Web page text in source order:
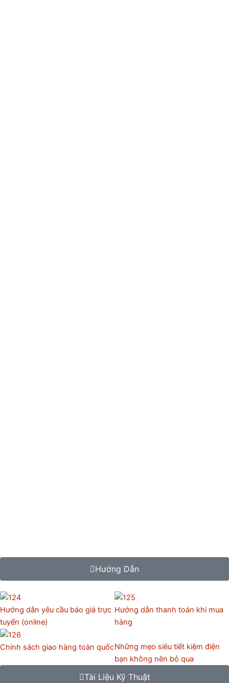
Hướng Dẫn
Hướng dẫn yêu cầu báo giá trực
tuyến (online)
Hướng dẫn thanh toán khi mua
hàng
Chính sách giao hàng toàn quốcNhững mẹo siêu tiết kiệm điện
bạn không nên bỏ qua
Tài Liệu Kỹ Thuật